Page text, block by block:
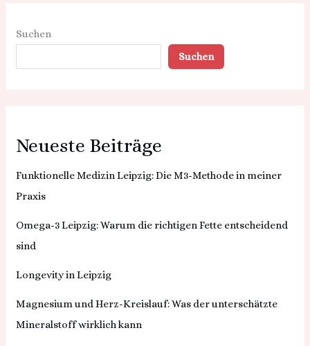
Suchen
Suchen
Neueste Beiträge
Funktionelle Medizin Leipzig: Die M3-Methode in meiner
Praxis
Omega-3 Leipzig: Warum die richtigen Fette entscheidend
sind
Longevity in Leipzig
Magnesium und Herz-Kreislauf: Was der unterschätzte
Mineralstoff wirklich kann